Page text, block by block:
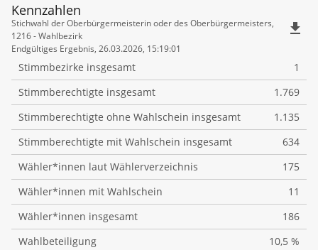
Kennzahlen
Kennzahlen
Stichwahl der Oberbürgermeisterin oder des Oberbürgermeisters,
1216 - Wahlbezirk
Endgültiges Ergebnis, 26.03.2026, 15:19:01
file_download
Stimmbezirke insgesamt
1
Stimmberechtigte insgesamt
1.769
Stimmberechtigte ohne Wahlschein insgesamt
1.135
Stimmberechtigte mit Wahlschein insgesamt
634
Wähler*innen laut Wählerverzeichnis
175
Wähler*innen mit Wahlschein
11
Wähler*innen insgesamt
186
Wahlbeteiligung
10,5 %